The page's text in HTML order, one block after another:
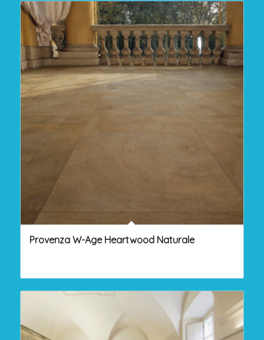
Provenza W-Age Heartwood Naturale